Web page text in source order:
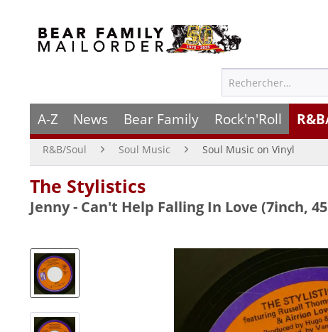
A-Z News Bear Family Rock'n'Roll
R&B/Soul Soul Music Soul Music on Vinyl
The Stylistics
Jenny - Can't Help Falling In Love (7inch,